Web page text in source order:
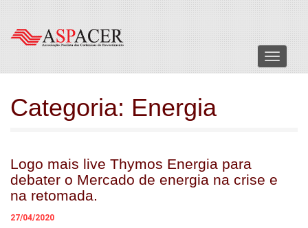
Menu
Categoria: Energia
Logo mais live Thymos Energia para
debater o Mercado de energia na crise e
na retomada.
27/04/2020